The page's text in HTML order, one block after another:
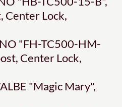
Center Lock,
"FH-TC500-HM-
Center Lock,
"Magic Mary",